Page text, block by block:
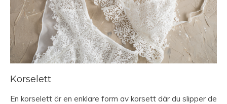
Korselett
En korselett är en enklare form av korsett där du slipper de